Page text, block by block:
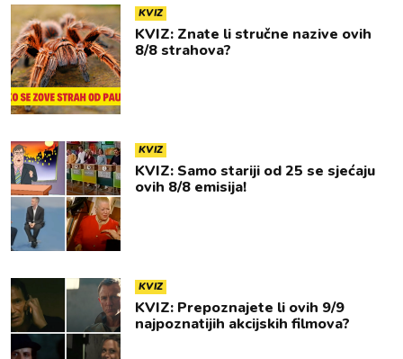
KVIZ
KVIZ: Znate li stručne nazive ovih
8/8 strahova?
KVIZ
KVIZ: Samo stariji od 25 se sjećaju
ovih 8/8 emisija!
KVIZ
KVIZ: Prepoznajete li ovih 9/9
najpoznatijih akcijskih filmova?